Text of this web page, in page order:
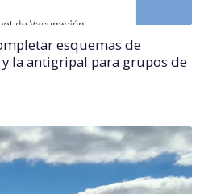
esquemas de
la antigripal para grupos de